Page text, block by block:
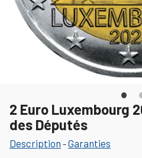
2 Euro Luxembourg
des Députés
Description -Garanties